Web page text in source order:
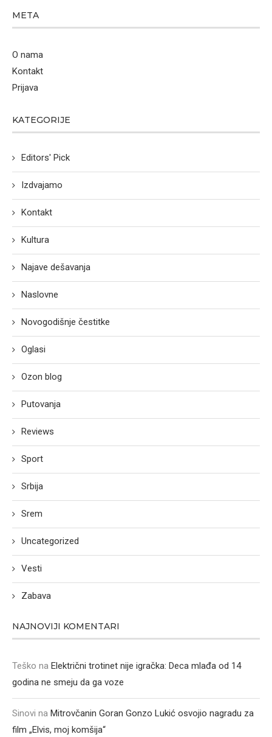
META
O nama
Kontakt
Prijava
KATEGORIJE
Editors' Pick
Izdvajamo
Kontakt
Kultura
Najave dešavanja
Naslovne
Novogodišnje čestitke
Oglasi
Ozon blog
Putovanja
Reviews
Sport
Srbija
Srem
Uncategorized
Vesti
Zabava
NAJNOVIJI KOMENTARI
Teško na Električni trotinet nije igračka: Deca mlađa od 14
godina ne smeju da ga voze
Sinovi na Mitrovčanin Goran Gonzo Lukić osvojio nagradu za
film „Elvis, moj komšija“